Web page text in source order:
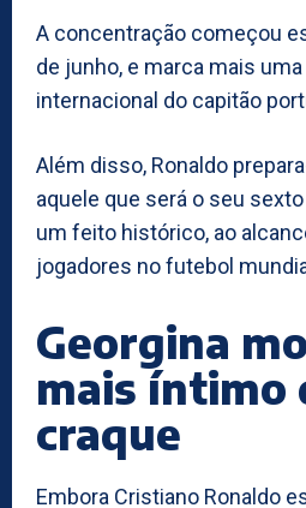
A concentração começou
de junho, e marca mais
internacional do capitão
Além disso, Ronaldo
aquele que será o seu
um feito histórico, ao
jogadores no futebol
Georgina
mais íntimo
craque
Embora Cristiano Ronaldo